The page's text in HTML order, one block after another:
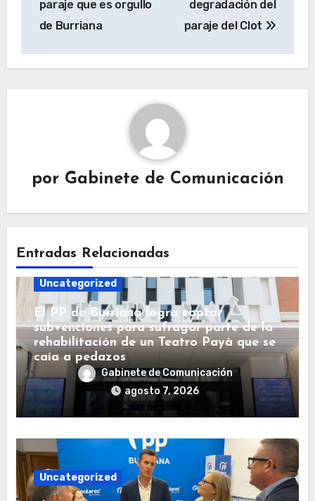
paraje que es orgullo
de Burriana
degradación del
paraje del Clot
por Gabinete de Comunicación
Entradas Relacionadas
Uncategorized
El PP de Burriana logra captar
subvenciones para sufragar parte de la
rehabilitación de un Teatro Payà que se
caía a pedazos
Gabinete de Comunicación
agosto 7, 2026
Uncategorized